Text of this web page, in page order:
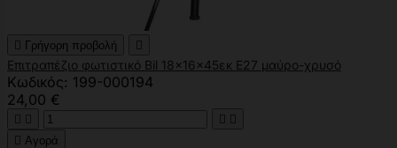
 Γρήγορη προβολή 
Επιτραπέζιο φωτιστικό Bil 18x16x45εκ Ε27 μαύρο-χρυσό
Κωδικός: 199-000194
24,00 €
   
 Αγορά